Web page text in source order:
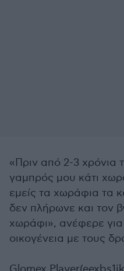
«Πριν από 2-3 χρόνια
γαμπρός μου κάτι
εμείς τα χωράφια τα
δεν πλήρωνε και τον
χωράφι», ανέφερε για
οικογένεια με τους